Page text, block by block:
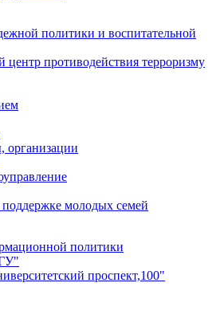
политики и воспитательной
противодействия терроризму
организации
молодых семей
политики
проспект,100"